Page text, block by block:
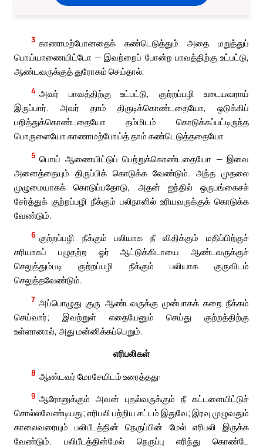
3 காணாமற்போனதைக் கண்டெடுத்தும் அதை மறுத்துப்
பொய்யாணையிட்டோ — இவற்றைப் போன்ற பாவத்திற்கு உட்பட்டு,
ஆண்டவருக்குத் துரோகம் செய்தால்,
4 அவர் பாவத்திற்கு உட்பட்டு, குற்றப்பழி உடையவராய்
இருப்பார். அவர் தாம் திருடிக்கொண்டதையோ, ஒடுக்கிப்
பறித்துக்கொண்டதையோ தம்மிடம் கொடுக்கப்பட்டிருந்த
பொருளையோ காணாமற்போய்த் தாம் கண்டெடுத்ததையோ
5 பொய் ஆணையிட்டுப் பெற்றுக்கொண்டதையோ — இவை
அனைத்தையும் திருப்பிக் கொடுக்க வேண்டும். அந்த முதலை
முழுமையாகக் கொடுப்பதோடு, அதன் ஐந்தில் ஒருபங்கைசச்
சேர்த்துக் குற்றப்பழி நீக்கும் பலிநாளில் உரியவருக்குக் கொடுக்க
வேண்டும்.
6 குற்றப்பழி நீக்கும் பலியாக நீ விதிக்கும் மதிப்பிற்குச்
சரியாகப் பழுதற்ற ஓர் ஆட்டுக்கிடாயை ஆண்டவருக்குச்
செலுத்தும்படி குற்றப்பழி நீக்கும் பலியாக குருவிடம்
செலுத்தவேண்டும்.
7 அப்பொழுது குரு ஆண்டவருக்கு முன்பாகக் கறை நீக்கம்
செய்வார்; இவற்றுள் எதையேனும் செய்து குற்றத்திற்கு
உள்ளானால், அது மன்னிக்கப்பெறும்.
எரிபலிகள்
8 ஆண்டவர் மோசேயிடம் உரைத்தது:
9 ஆரோனுக்கும் அவன் புதல்வருக்கும் நீ கட்டளையிட்டுச்
சொல்லவேண்டியது; எரிபலி பற்றிய சட்டம் இதுவே; இரவு முழுவதும்
காலைவரையும் பலிபீடத்தின் நெருப்பின் மேல் எரிபலி இருக்க
வேண்டும். பலிபீடத்தின்மேல் நெருப்பு எரிந்து கொண்டே